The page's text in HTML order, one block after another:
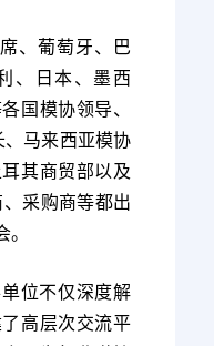
、葡萄牙、巴
、日本、墨西
国模协领导、
马来西亚模协
其商贸部以及
采购商等都出
位不仅深度解
高层次交流平